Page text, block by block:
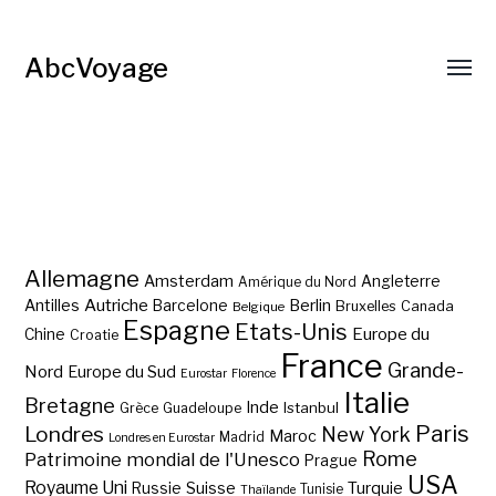
AbcVoyage
Allemagne Amsterdam Amérique du Nord Angleterre
Antilles Autriche Barcelone Belgique Berlin Bruxelles Canada
Chine Croatie Espagne Etats-Unis Europe du
Nord Europe du Sud Eurostar Florence France Grande-
Bretagne Grèce Guadeloupe Inde Istanbul Italie
Londres Londres en Eurostar Madrid Maroc New York Paris
Patrimoine mondial de l'Unesco Prague Rome
Royaume Uni Russie Suisse Thaïlande Tunisie Turquie USA